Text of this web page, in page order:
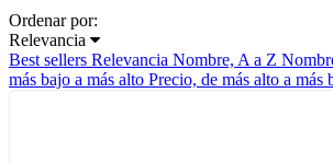
Ordenar por:
Relevancia
Best sellers Relevancia Nombre, A a Z
más bajo a más alto Precio, de más alto a más